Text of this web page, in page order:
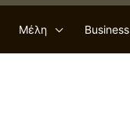
Μέλη Business